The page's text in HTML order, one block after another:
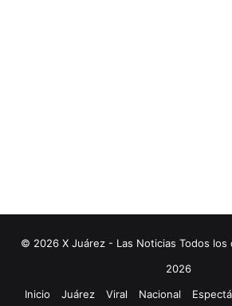
© 2026 X Juárez - Las Noticias Todos los
2026
Inicio
Juárez Viral Nacional